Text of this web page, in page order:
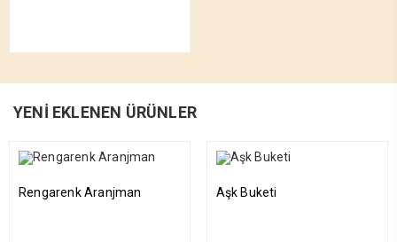
YENİ EKLENEN ÜRÜNLER
Rengarenk Aranjman Aşk Buketi